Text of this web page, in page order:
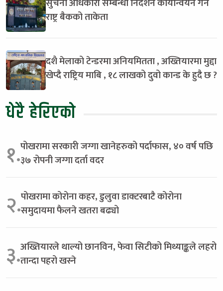
राष्ट्र बैकको ताकेता
दशै मेलाको टेन्डरमा अनियमितता , अख्तियारमा मुद्दा
खेप्दै राष्ट्रिय माबि , १८ लाखको दुवो कान्ड के हुदै छ ?
धेरै हेरिएको
१.पोखरामा सरकारी जग्गा खानेहरुको पर्दाफास, ४० वर्ष पछि
३७ रोपनी जग्गा दर्ता वदर
२.पोखरामा कोरोना कहर, डुलुवा डाक्टरबाटै कोरोना
समुदायमा फैलने खतरा बढ्यो
३.अख्तियारले थाल्यो छानविन, फेवा सिटीको मिथ्याङ्कले लहरो
तान्दा पहरो खस्ने